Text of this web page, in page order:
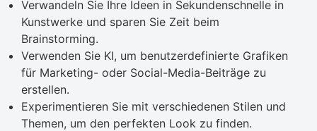
Verwandeln Sie Ihre Ideen in Sekundenschnelle in
Kunstwerke und sparen Sie Zeit beim
Brainstorming.
Verwenden Sie KI, um benutzerdefinierte Grafiken
für Marketing- oder Social-Media-Beiträge zu
erstellen.
Experimentieren Sie mit verschiedenen Stilen und
Themen, um den perfekten Look zu finden.